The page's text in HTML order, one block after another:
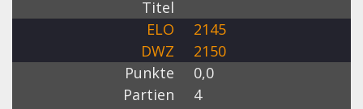
Titel
ELO
2145
DWZ
2150
Punkte
0,0
Partien
4